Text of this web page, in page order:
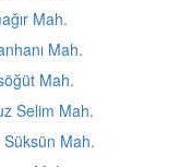
Mah.
Mah.
Mah.
Selim Mah.
Süksün Mah.